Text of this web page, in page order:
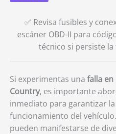
✅ Revisa fusibles y
escáner OBD-II para
técnico si persiste
Si experimentas una falla
Country, es importante
inmediato para garantizar
funcionamiento del
pueden manifestarse de